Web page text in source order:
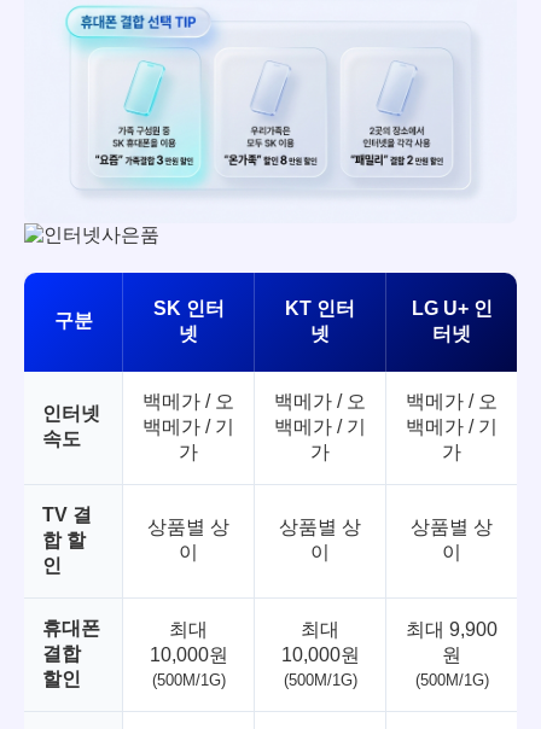
구분
SK 인터
넷
KT 인터
넷
LG U+ 인
터넷
인터넷
속도
백메가 / 오
백메가 / 기
가
백메가 / 오
백메가 / 기
가
백메가 / 오
백메가 / 기
가
TV 결
합 할
인
상품별 상
이
상품별 상
이
상품별 상
이
휴대폰
결합
할인
최대
10,000원
(500M/1G)
최대
10,000원
(500M/1G)
최대 9,900
원
(500M/1G)